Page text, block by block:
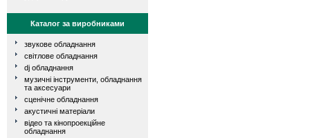
Каталог за виробниками
звукове обладнання
світлове обладнання
dj обладнання
музичні інструменти, обладнання
та аксесуари
сценічне обладнання
акустичні матеріали
відео та кінопроекційне
обладнання